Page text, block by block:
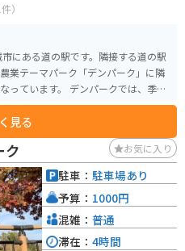
）
にある道の駅です。隣接する道の駅
業テーマパーク「デンパーク」に隣
パークでは、季節
の花々を集めたフローラルプレイス
で安心です。道の駅 デンパーク安城
日ゆっくりと過ごすことができま
チジクや梨が有名です。
見る
ク お気に入り
駐車： 駐車場あり
予算： 1000円
混雑： 普通
滞在： 4時間